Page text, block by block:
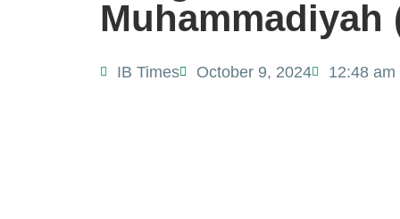
Muhammadiyah
IB Times October 9, 2024 12:48 am